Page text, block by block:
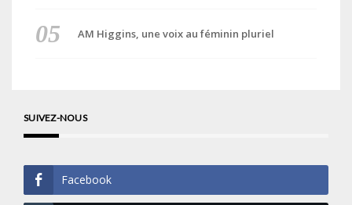
AM Higgins, une voix au féminin pluriel
SUIVEZ-NOUS
Facebook